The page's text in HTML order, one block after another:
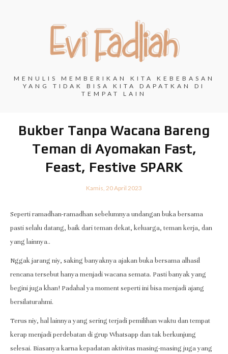
MENULIS MEMBERIKAN KITA KEBEBASAN
YANG TIDAK BISA KITA DAPATKAN DI
TEMPAT LAIN
Bukber Tanpa Wacana Bareng
Teman di Ayomakan Fast,
Feast, Festive SPARK
Kamis, 20 April 2023
Seperti ramadhan-ramadhan sebelumnya undangan buka bersama
pasti selalu datang, baik dari teman dekat, keluarga, teman kerja, dan
yang lainnya..
Nggak jarang niy, saking banyaknya ajakan buka bersama alhasil
rencana tersebut hanya menjadi wacana semata. Pasti banyak yang
begini juga khan! Padahal ya moment seperti ini bisa menjadi ajang
bersilaturahmi.
Terus niy, hal lainnya yang sering terjadi pemilihan waktu dan tempat
kerap menjadi perdebatan di grup Whatsapp dan tak berkunjung
selesai. Biasanya karna kepadatan aktivitas masing-masing juga yang